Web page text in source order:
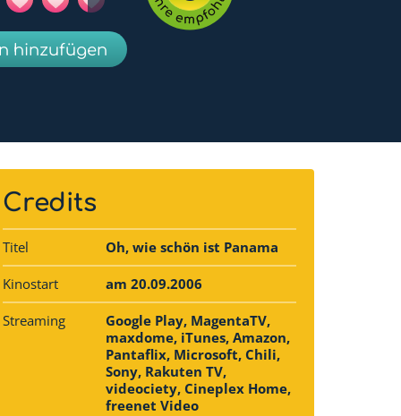
hinzufügen
Credits
Titel Oh, wie schön ist Panama
Kinostart am 20.09.2006
Streaming
Google Play, MagentaTV,
maxdome, iTunes, Amazon,
Pantaflix, Microsoft, Chili,
Sony, Rakuten TV,
videociety, Cineplex Home,
freenet Video